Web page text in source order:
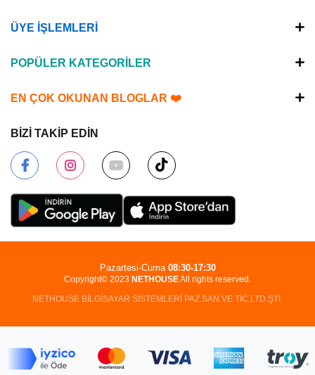
ÜYE İŞLEMLERİ
POPÜLER KATEGORİLER
EN ÇOK OKUNAN BLOGLAR ❤️
BİZİ TAKİP EDİN
Copyright© 2023 NETHOUSEAll rights reserved.
NETHOUSE BİLGİSAYAR SİSTEMLERİ PAZ.SAN.VE TİC.LTD.ŞTİ.
Pazartesi-Cuma 08:30-17:30